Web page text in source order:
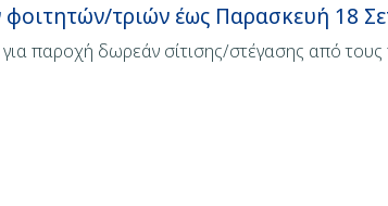
τριών έως Παρασκευή 18
παροχή δωρεάν σίτισης/στέγασης από τους